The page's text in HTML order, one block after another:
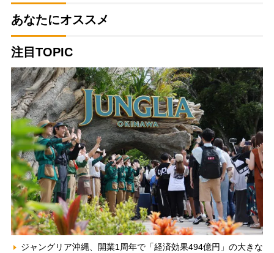
あなたにオススメ
注目TOPIC
ジャングリア沖縄、開業1周年で「経済効果494億円」の大きな